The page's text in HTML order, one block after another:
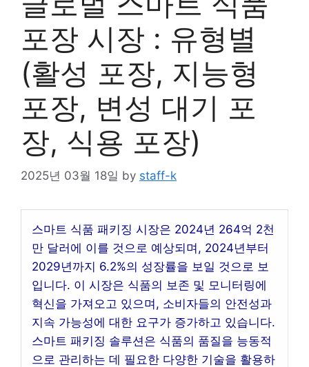
포장 시장 : 유형별
(활성 포장, 지능형
포장, 변성 대기 포
장, 식용 포장)
2025년 03월 18일 by staff-k
스마트 식품 패키징 시장은 2024년 264억 2천
만 달러에 이를 것으로 예상되며, 2024년부터
2029년까지 6.2%의 성장률을 보일 것으로 보
입니다. 이 시장은 식품의 보존 및 모니터링에
혁신을 가져오고 있으며, 소비자들의 안전성과
지속 가능성에 대한 요구가 증가하고 있습니다.
스마트 패키징 솔루션은 식품의 품질을 능동적
으로 관리하는 데 필요한 다양한 기술을 활용하